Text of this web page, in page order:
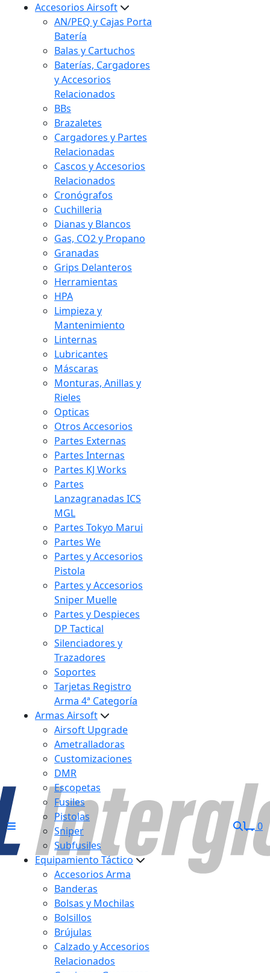
Accesorios Airsoft
AN/PEQ y Cajas Porta
Batería
Balas y Cartuchos
Baterías, Cargadores
y Accesorios
Relacionados
BBs
Brazaletes
Cargadores y Partes
Relacionadas
Cascos y Accesorios
Relacionados
Cronógrafos
Cuchilleria
Dianas y Blancos
Gas, CO2 y Propano
Granadas
Grips Delanteros
Herramientas
HPA
Limpieza y
Mantenimiento
Linternas
Lubricantes
Máscaras
Monturas, Anillas y
Rieles
Opticas
Otros Accesorios
Partes Externas
Partes Internas
Partes KJ Works
Partes
Lanzagranadas ICS
MGL
Partes Tokyo Marui
Partes We
Partes y Accesorios
Pistola
Partes y Accesorios
Sniper Muelle
Partes y Despieces
DP Tactical
Silenciadores y
Trazadores
Soportes
Tarjetas Registro
Arma 4ª Categoría
Armas Airsoft
Airsoft Upgrade
Ametralladoras
Customizaciones
DMR
Escopetas
Fusiles
Pistolas
Sniper
Subfusiles
Equipamiento Táctico
Accesorios Arma
Banderas
Bolsas y Mochilas
Bolsillos
Brújulas
Calzado y Accesorios
Relacionados
0